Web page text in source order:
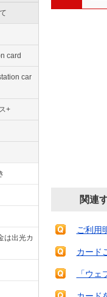
card
car
+
は出光カ
関連
ご利用
カード
「ウ